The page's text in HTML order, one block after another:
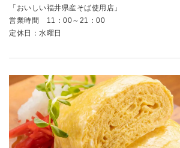
「おいしい福井県産そば使用店」
営業時間 11：00～21：00
定休日：水曜日